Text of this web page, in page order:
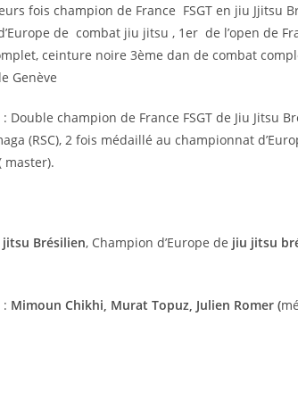
fois champion de France FSGT en jiu Jjitsu
de combat jiu jitsu , 1er de l’open de
ceinture noire 3ème dan de combat
Genève
: Double champion de France FSGT de Jiu Jitsu
(RSC), 2 fois médaillé au championnat
Brésilien, Champion d’Europe de jiu jitsu
Mimoun Chikhi, Murat Topuz, Julien Romer (